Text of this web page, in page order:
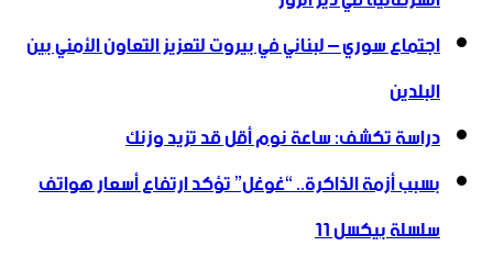
اجتماع سوري – لبناني في بيروت لتعزيز التعاون ‏الأمني ‏بين
البلدين
دراسة تكشف: ساعة نوم أقل قد تزيد وزنك
بسبب أزمة الذاكرة.. “غوغل” تؤكد ارتفاع أسعار هواتف
سلسلة بيكسل 11